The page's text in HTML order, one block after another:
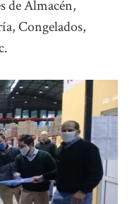
de Almacén,
Congelados,